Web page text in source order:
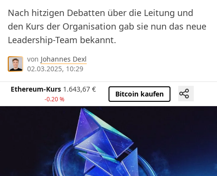
Nach hitzigen Debatten über die Leitung und
den Kurs der Organisation gab sie nun das neue
Leadership-Team bekannt.
von Johannes Dexl
02.03.2025, 10:29
Ethereum-Kurs 1.643,67 €
-0.20 %
Bitcoin kaufen